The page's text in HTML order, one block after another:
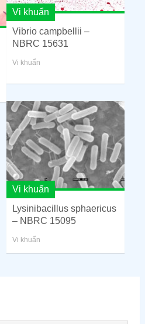
Vi khuẩn
Vibrio campbellii –
NBRC 15631
Vi khuẩn
Vi khuẩn
Lysinibacillus sphaericus
– NBRC 15095
Vi khuẩn